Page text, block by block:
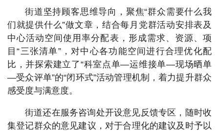
街道坚持顾客思维导向，聚焦“群众需要什么我
们就提供什么”做文章，结合每月党群活动安排表及
中心活动空间使用率分配表，形成需求、资源、项
目“三张清单”，对中心各功能空间进行合理优化配
比，并探索建立了“科室点单—运维接单—现场晒单
—受众评单”的“闭环式”活动管理机制，着力提升群众
感受度与满意度。
街道还在服务咨询处开设意见反馈专区，随时收
集登记群众的意见建议，对于合理化的建议及时予以